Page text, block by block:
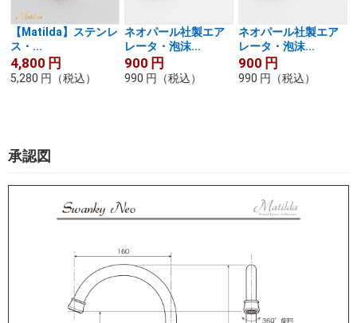
【Matilda】ステンレ
ス・...
4,800 円
5,280 円 （税込）
ネオパール社製エア
レータ・泡沫...
900 円
990 円 （税込）
ネオパール社製エア
レータ・泡沫...
900 円
990 円 （税込）
承認図